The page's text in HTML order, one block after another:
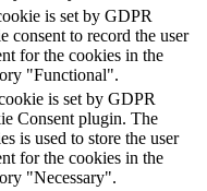
is set by GDPR
consent to record the user
for the cookies in the
"Functional".
is set by GDPR
Consent plugin. The
is used to store the user
for the cookies in the
"Necessary".